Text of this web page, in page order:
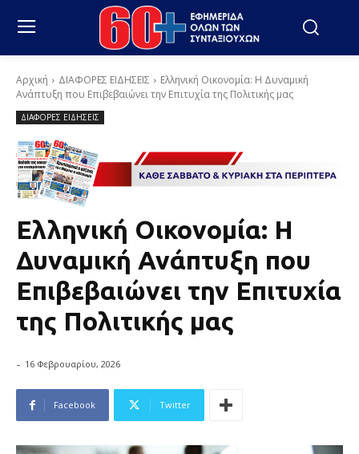
Αρχική ΔΙΑΦΟΡΕΣ ΕΙΔΗΣΕΙΣ
Ελληνική Οικονομία: Η Δυναμική
Ανάπτυξη που Επιβεβαιώνει την Επιτυχία της Πολιτικής μας
ΔΙΑΦΟΡΕΣ ΕΙΔΗΣΕΙΣ
Ελληνική Οικονομία: Η
Δυναμική Ανάπτυξη που
Επιβεβαιώνει την Επιτυχία
της Πολιτικής μας
- 16 Φεβρουαρίου, 2026
Facebook Twitter